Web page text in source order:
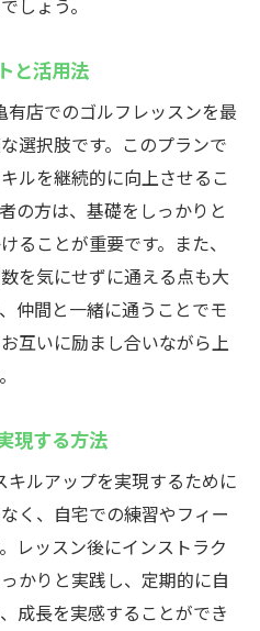
しょう。
と活用法
有店でのゴルフレッスンを最
選択肢です。このプランで
ルを継続的に向上させるこ
の方は、基礎をしっかりと
ることが重要です。また、
を気にせずに通える点も大
仲間と一緒に通うことでモ
互いに励まし合いながら上
現する方法
キルアップを実現するために
く、自宅での練習やフィー
レッスン後にインストラク
かりと実践し、定期的に自
成長を実感することができ